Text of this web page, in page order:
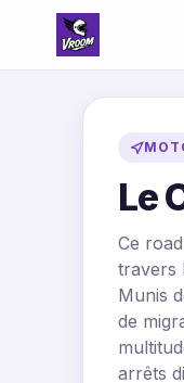
Le
Ce
travers
Munis
de
arrêts